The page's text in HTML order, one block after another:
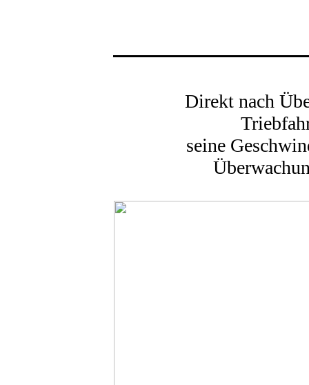
Direkt nach
seine